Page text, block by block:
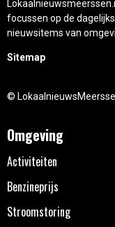
focussen op de
nieuwsitems van
Sitemap
©
Omgeving
Activiteiten
Benzineprijs
Stroomstoring